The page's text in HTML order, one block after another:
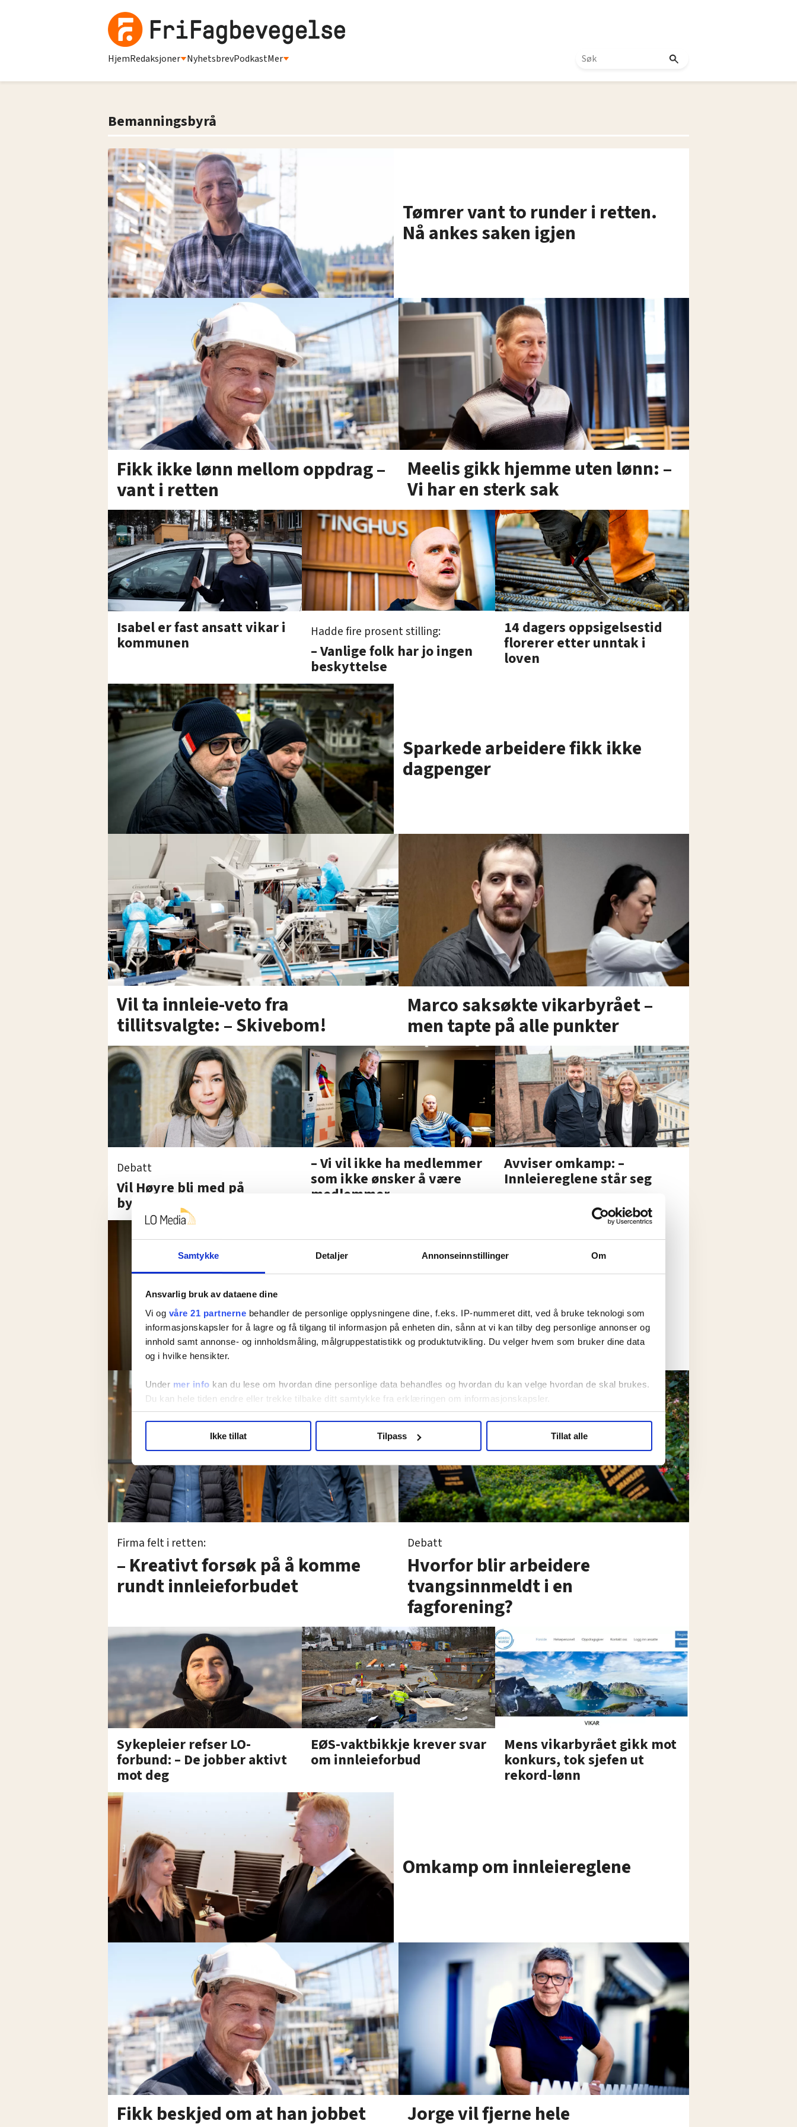
Samtykke Detaljer Annonseinnstillinger Om
Ansvarlig bruk av dataene dine
Vi og våre 21 partnerne behandler de personlige opplysningene dine, f.eks. IP-nummeret ditt, ved å bruke teknologi som
informasjonskapsler for å lagre og få tilgang til informasjon på enheten din, sånn at vi kan tilby deg personlige annonser og
innhold samt annonse- og innholdsmåling, målgruppestatistikk og produktutvikling. Du velger hvem som bruker dine data
og i hvilke hensikter.
Under mer info kan du lese om hvordan dine personlige data behandles og hvordan du kan velge hvordan de skal brukes.
Du kan hele tiden endre eller trekke tilbake ditt samtykke fra erklæringen om informasjonskapsler.
hvordan våre nettsider blir brukt slik at vi tilby relevant innhold, tilpassede annonser og utarbeide statistikk.
annonsering. Disse er angitt i oversikten lengre ned på denne siden.
Ikke tillat Tilpass Tillat alle
HjemRedaksjoner NyhetsbrevPodkastMer
Bemanningsbyrå
Tømrer vant to runder i retten.
Nå ankes saken igjen
Fikk ikke lønn mellom oppdrag –
vant i retten
Meelis gikk hjemme uten lønn: –
Vi har en sterk sak
Isabel er fast ansatt vikar i
kommunen
Hadde fire prosent stilling:
– Vanlige folk har jo ingen
beskyttelse
14 dagers oppsigelsestid
florerer etter unntak i
loven
Sparkede arbeidere fikk ikke
dagpenger
Vil ta innleie-veto fra
tillitsvalgte: – Skivebom!
Marco saksøkte vikarbyrået –
men tapte på alle punkter
Debatt
Vil Høyre bli med på
byggeplass?
– Vi vil ikke ha medlemmer
som ikke ønsker å være
medlemmer
Avviser omkamp: –
Innleiereglene står seg
jobben
Firma felt i retten:
– Kreativt forsøk på å komme
rundt innleieforbudet
Debatt
Hvorfor blir arbeidere
tvangsinnmeldt i en
fagforening?
Sykepleier refser LO-
forbund: – De jobber aktivt
mot deg
EØS-vaktbikkje krever svar
om innleieforbud
Mens vikarbyrået gikk mot
konkurs, tok sjefen ut
rekord-lønn
Omkamp om innleiereglene
Fikk beskjed om at han jobbet Jorge vil fjerne hele